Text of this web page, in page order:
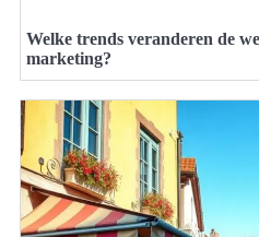
Welke trends veranderen de
marketing?